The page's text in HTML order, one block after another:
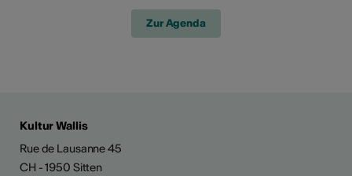
Zur Agenda
Kultur Wallis
Rue de Lausanne 45
CH - 1950 Sitten